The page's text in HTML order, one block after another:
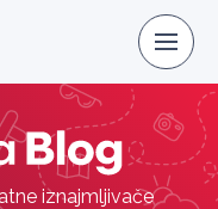
iznajmljivače